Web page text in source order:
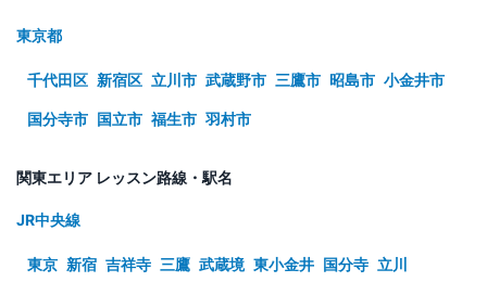
東京都
千代田区 新宿区 立川市 武蔵野市 三鷹市 昭島市 小金井市
国分寺市 国立市 福生市 羽村市
関東エリア レッスン路線・駅名
JR中央線
東京 新宿 吉祥寺 三鷹 武蔵境 東小金井 国分寺 立川